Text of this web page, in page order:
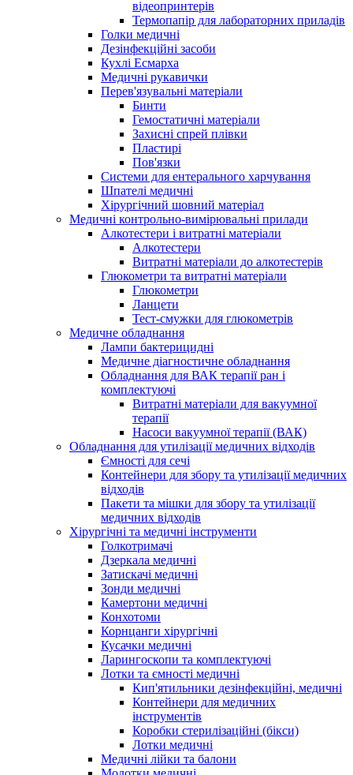
відеопринтерів
Термопапір для лабораторних приладів
Голки медичні
Дезінфекційні засоби
Кухлі Есмарха
Медичні рукавички
Перев'язувальні матеріали
Бинти
Гемостатичні матеріали
Захисні спрей плівки
Пластирі
Пов'язки
Системи для ентерального харчування
Шпателі медичні
Хірургічний шовний матеріал
Медичні контрольно-вимірювальні прилади
Алкотестери і витратні матеріали
Алкотестери
Витратні матеріали до алкотестерів
Глюкометри та витратні матеріали
Глюкометри
Ланцети
Тест-смужки для глюкометрів
Медичне обладнання
Лампи бактерицидні
Медичне діагностичне обладнання
Обладнання для ВАК терапії ран і
комплектуючі
Витратні матеріали для вакуумної
терапії
Насоси вакуумної терапії (ВАК)
Обладнання для утилізації медичних відходів
Ємності для сечі
Контейнери для збору та утилізації медичних
відходів
Пакети та мішки для збору та утилізації
медичних відходів
Хірургічні та медичні інструменти
Голкотримачі
Дзеркала медичні
Затискачі медичні
Зонди медичні
Камертони медичні
Конхотоми
Корнцанги хірургічні
Кусачки медичні
Ларингоскопи та комплектуючі
Лотки та ємності медичні
Кип'ятильники дезінфекційні, медичні
Контейнери для медичних
інструментів
Коробки стерилізаційні (бікси)
Лотки медичні
Медичні лійки та балони